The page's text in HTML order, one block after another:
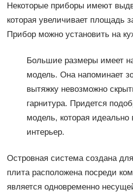
Некоторые приборы имеют
которая увеличивает площадь
Прибор можно установить на
Большие размеры имеет
модель. Она напоминает
вытяжку невозможно
гарнитура. Придется
модель, которая идеально
интерьер.
Островная система создана
плита расположена посреди
является одновременно